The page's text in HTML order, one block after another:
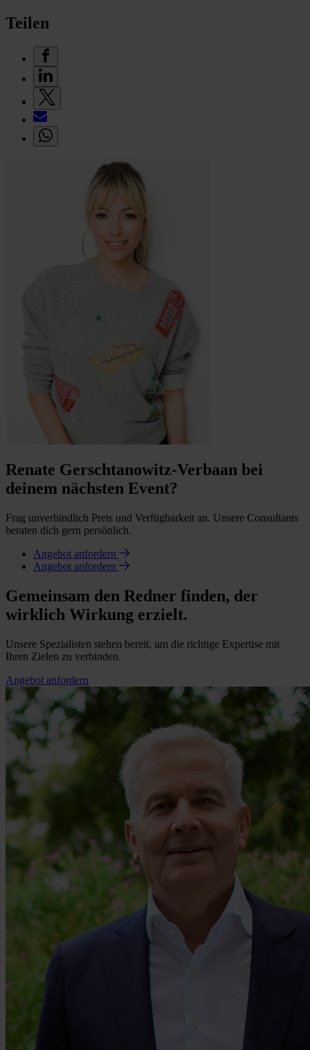
Teilen
Renate Gerschtanowitz-Verbaan bei
deinem nächsten Event?
Frag unverbindlich Preis und Verfügbarkeit an. Unsere Consultants
beraten dich gern persönlich.
Angebot anfordern
Angebot anfordern
Gemeinsam den Redner finden, der
wirklich Wirkung erzielt.
Unsere Spezialisten stehen bereit, um die richtige Expertise mit
Ihren Zielen zu verbinden.
Angebot anfordern